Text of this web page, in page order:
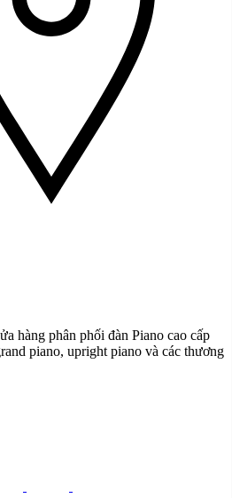
hàng phân phối đàn Piano cao cấp
piano, upright piano và các thương